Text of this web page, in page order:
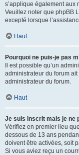
s’applique également aux
Veuillez noter que phpBB
excepté lorsque
Haut
Pourquoi ne puis-je pas
Il est possible qu’un
administrateur du forum
administrateur du forum.
Haut
Je suis inscrit mais je ne
Vérifiez en premier lieu
dessous de 13 ans
doivent être activées, soit
Si vous aviez reçu un